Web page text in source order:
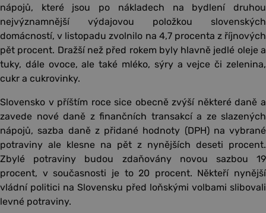
nápojů, které jsou po nákladech na bydlení druhou
nejvýznamnější výdajovou položkou slovenských
domácností, v listopadu zvolnilo na 4,7 procenta z říjnových
pět procent. Dražší než před rokem byly hlavně jedlé oleje a
tuky, dále ovoce, ale také mléko, sýry a vejce či zelenina,
cukr a cukrovinky.
Slovensko v příštím roce sice obecně zvýší některé daně a
zavede nové daně z finančních transakcí a ze slazených
nápojů, sazba daně z přidané hodnoty (DPH) na vybrané
potraviny ale klesne na pět z nynějších deseti procent.
Zbylé potraviny budou zdaňovány novou sazbou 19
procent, v současnosti je to 20 procent. Někteří nynější
vládní politici na Slovensku před loňskými volbami slibovali
levné potraviny.